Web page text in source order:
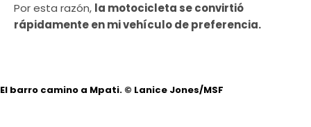
Por esta razón, la motocicleta se convirtió
rápidamente en mi vehículo de preferencia.
El barro camino a Mpati. © Lanice Jones/MSF